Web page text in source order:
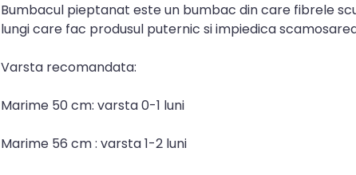
Bumbacul pieptanat este un bumbac din care fibrele
lungi care fac produsul puternic si impiedica
Varsta recomandata:
Marime 50 cm: varsta 0-1 luni
Marime 56 cm : varsta 1-2 luni